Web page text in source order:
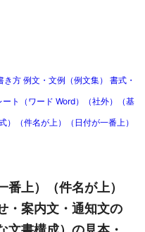
方 例文・文例（例文集） 書式・
ト（ワード Word）（社外）（基
（件名が上）（日付が一番上）
上）（件名が上）
・案内文・通知文の